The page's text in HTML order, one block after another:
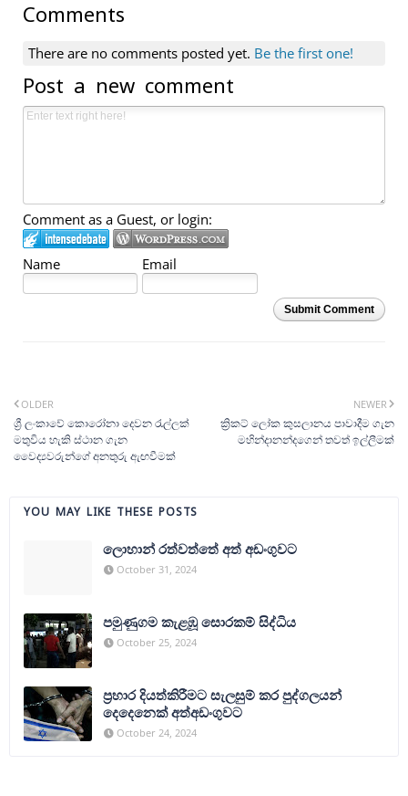
Comments
There are no comments posted yet. Be the first one!
Post a new comment
Comment as a Guest, or login:
Name Email
Submit Comment
NEWER
ක්‍රිකට් ලෝක කුසලානය පාවාදීම ගැන
මහින්දානන්දගෙන් තවත් ඉල්ලීමක්
OLDER
ශ්‍රී ලංකාවේ කොරෝනා දෙවන ‍රැල්ලක්
මතුවිය හැකි ස්ථාන ගැන
වෛද්‍යවරුන්ගේ අනතුරු ඇඟවීමක්
YOU MAY LIKE THESE POSTS
ලොහාන් රත්වත්තේ අත් අඩංගුවට
October 31, 2024
පමුණුගම කැළඹූ සොරකම් සිද්ධිය
October 25, 2024
ප්‍රහාර දියත්කිරීමට සැලසුම් කර පුද්ගලයන්
දෙදෙනෙක් අත්අඩංගුවට
October 24, 2024